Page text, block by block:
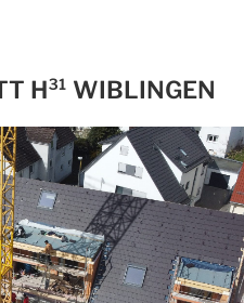
H³¹ WIBLINGEN